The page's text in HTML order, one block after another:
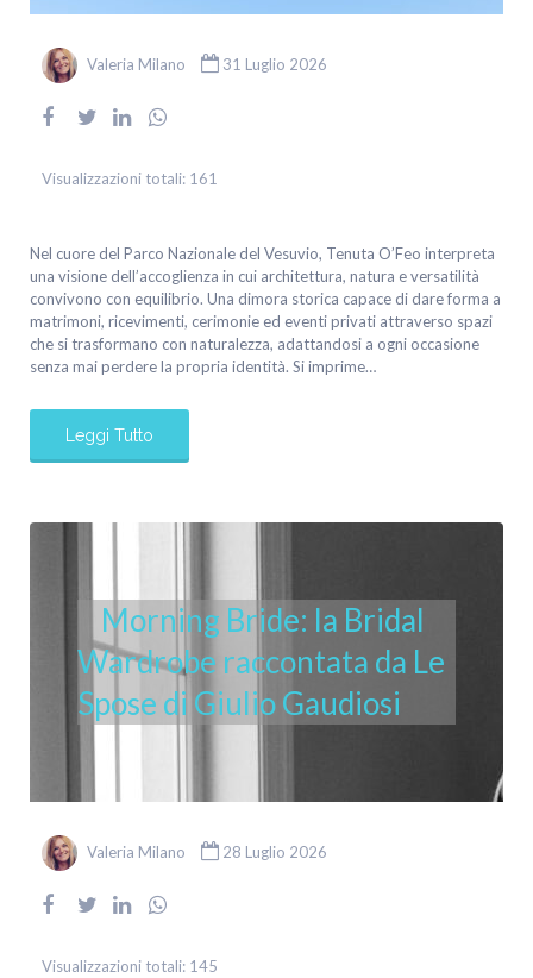
Valeria Milano 31 Luglio 2026
Visualizzazioni totali: 161
Nel cuore del Parco Nazionale del Vesuvio, Tenuta O’Feo interpreta
una visione dell’accoglienza in cui architettura, natura e versatilità
convivono con equilibrio. Una dimora storica capace di dare forma a
matrimoni, ricevimenti, cerimonie ed eventi privati attraverso spazi
che si trasformano con naturalezza, adattandosi a ogni occasione
senza mai perdere la propria identità. Si imprime…
Leggi Tutto
Morning Bride: la Bridal
Wardrobe raccontata da Le
Spose di Giulio Gaudiosi
Valeria Milano 28 Luglio 2026
Visualizzazioni totali: 145